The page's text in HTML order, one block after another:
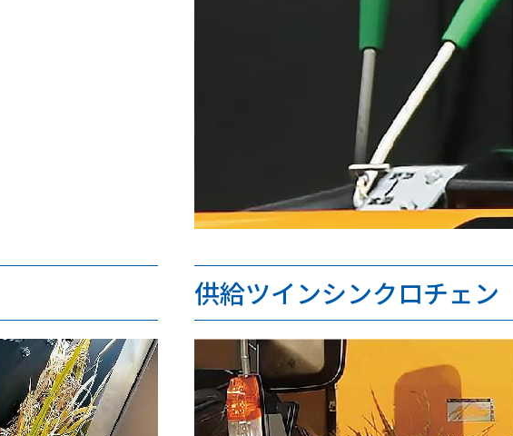
供給ツインシンクロチェン